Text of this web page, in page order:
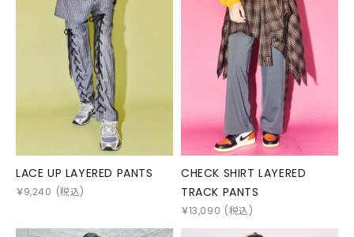
LACE UP LAYERED PANTS
￥9,240 (税込)
CHECK SHIRT LAYERED
TRACK PANTS
￥13,090 (税込)